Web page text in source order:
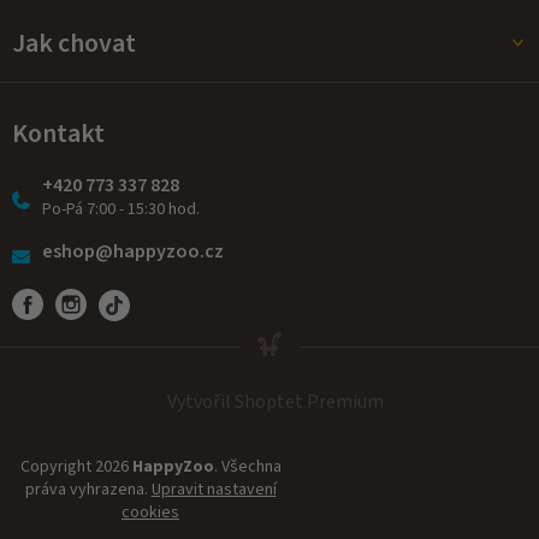
Jak chovat
Kontakt
+420 773 337 828
Po-Pá 7:00 - 15:30 hod.
eshop@happyzoo.cz
Vytvořil Shoptet Premium
Copyright 2026 HappyZoo. Všechna
práva vyhrazena. Upravit nastavení
cookies